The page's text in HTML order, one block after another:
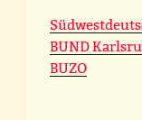
BUND
BUZO